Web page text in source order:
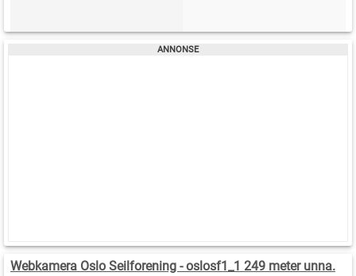
Webkamera Oslo Seilforening - oslosf1_1 249 meter unna.